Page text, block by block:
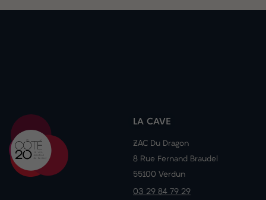
LA CAVE
ZAC Du Dragon
8 Rue Fernand Braudel
55100 Verdun
03 29 84 79 29